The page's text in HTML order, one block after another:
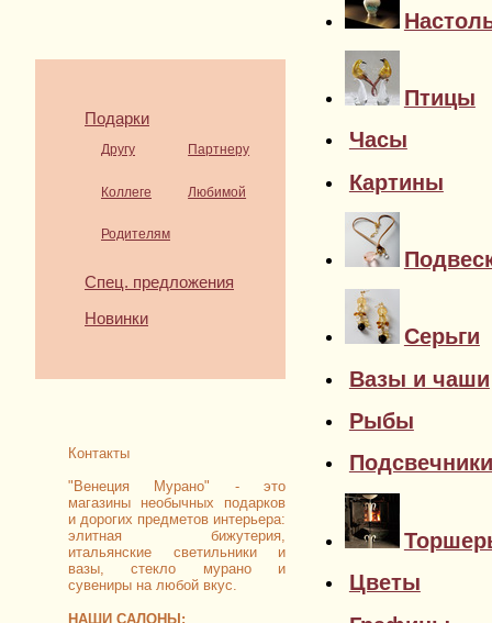
Подарки
Другу Партнеру
Коллеге Любимой
Родителям
Спец. предложения
Новинки
Контакты
"Венеция Мурано" - это
магазины необычных подарков
и дорогих предметов интерьера:
элитная бижутерия,
итальянские светильники и
вазы, стекло мурано и
сувениры на любой вкус.
НАШИ САЛОНЫ:
Птицы
Часы
Картины
Серьги
Вазы и чаши
Рыбы
Подсвечники
Цветы